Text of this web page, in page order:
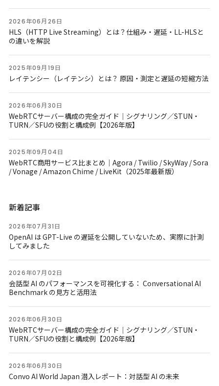
2026年06月26日
HLS（HTTP Live Streaming）とは？仕組み・遅延・LL-HLSと
の違いを解説
2025年09月19日
レイテンシー（レイテンシ）とは？ 原因・測定と遅延の短縮方法
2026年06月30日
WebRTCサーバー構成の完全ガイド｜シグナリング／STUN・
TURN／SFUの役割と構成例【2026年版】
2025年09月04日
WebRTC商用サービス比まとめ｜Agora / Twilio / SkyWay / Sora
/ Vonage / Amazon Chime / LiveKit（2025年最新版）
新着記事
2026年07月31日
OpenAI は GPT-Live の遅延を公開していないため、実際に計測
してみました
2026年07月02日
会話型 AI のパフォーマンスを可視化する： Conversational AI
Benchmark の見方と活用法
2026年06月30日
WebRTCサーバー構成の完全ガイド｜シグナリング／STUN・
TURN／SFUの役割と構成例【2026年版】
2026年06月30日
Convo AI World Japan 潜入レポート：対話型 AI の未来